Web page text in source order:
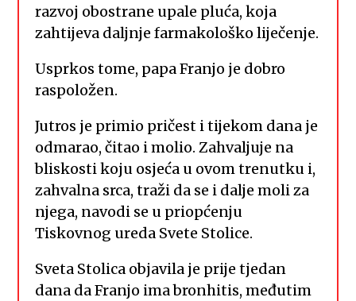
razvoj obostrane upale pluća, koja
zahtijeva daljnje farmakološko liječenje.
Usprkos tome, papa Franjo je dobro
raspoložen.
Jutros je primio pričest i tijekom dana je
odmarao, čitao i molio. Zahvaljuje na
bliskosti koju osjeća u ovom trenutku i,
zahvalna srca, traži da se i dalje moli za
njega, navodi se u priopćenju
Tiskovnog ureda Svete Stolice.
Sveta Stolica objavila je prije tjedan
dana da Franjo ima bronhitis, međutim